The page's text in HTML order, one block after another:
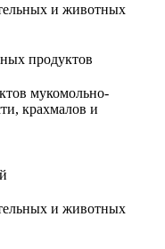
и животных
продуктов
мукомольно-
крахмалов и
и животных